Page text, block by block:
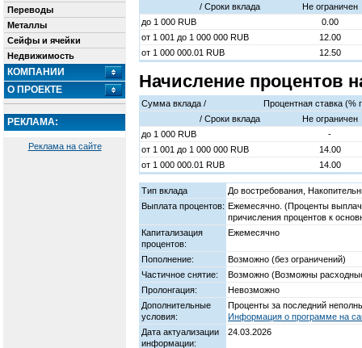
Переводы
Металлы
Сейфы и ячейки
Недвижимость
КОМПАНИИ
О ПРОЕКТЕ
РЕКЛАМА:
Реклама на сайте
/ Cроки вклада
Не ограничен
до 1 000 RUB
0.00
от 1 001 до 1 000 000 RUB
12.00
от 1 000 000.01 RUB 12.50
Начисление процентов
Сумма вклада /
Процентная ставка (%
/ Cроки вклада
Не ограничен
до 1 000 RUB
-
от 1 001 до 1 000 000 RUB
14.00
от 1 000 000.01 RUB 14.00
Тип вклада
До востребования,
Выплата процентов: Ежемесячно. (Проценты
причисления процентов к
Капитализация
процентов:
Ежемесячно
Пополнение:
Возможно (без ограничений)
Частичное снятие:
Возможно (Возможны
Пролонгация:
Невозможно
Дополнительные
условия:
Проценты за последний
Информация о программе на
Дата актуализации
информации:
24.03.2026